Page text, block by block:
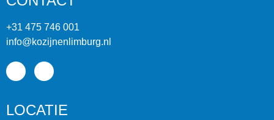
+31 475 746 001
info@kozijnenlimburg.nl
LOCATIE